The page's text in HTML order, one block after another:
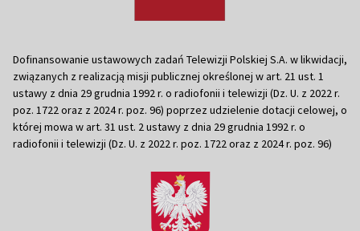
Dofinansowanie ustawowych zadań Telewizji Polskiej S.A. w likwidacji,
związanych z realizacją misji publicznej określonej w art. 21 ust. 1
ustawy z dnia 29 grudnia 1992 r. o radiofonii i telewizji (Dz. U. z 2022 r.
poz. 1722 oraz z 2024 r. poz. 96) poprzez udzielenie dotacji celowej, o
której mowa w art. 31 ust. 2 ustawy z dnia 29 grudnia 1992 r. o
radiofonii i telewizji (Dz. U. z 2022 r. poz. 1722 oraz z 2024 r. poz. 96)